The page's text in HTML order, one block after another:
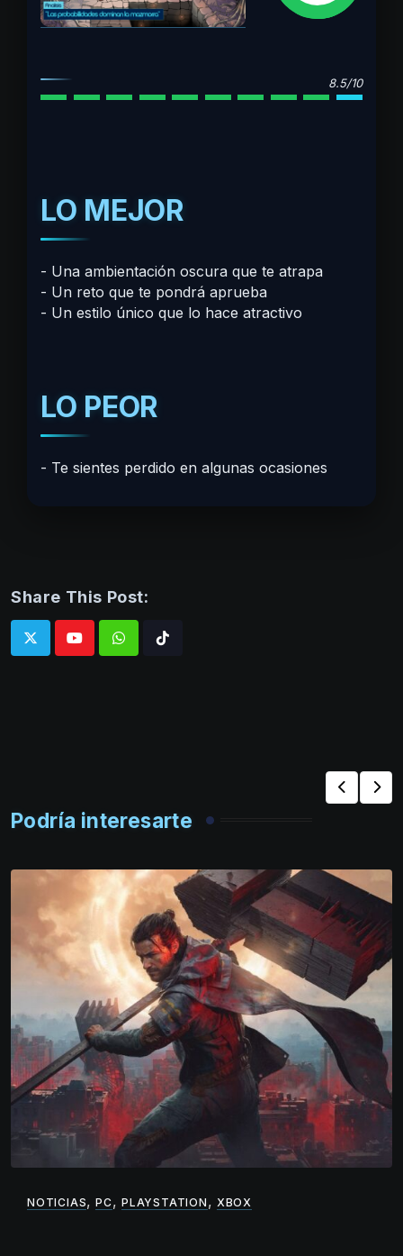
8.5/10
LO MEJOR
Una ambientación oscura que te atrapa
Un reto que te pondrá aprueba
Un estilo único que lo hace atractivo
LO PEOR
Te sientes perdido en algunas ocasiones
Share This Post:
WhatsappTiktok
Podría interesarte
NOTICIAS,PC,PLAYSTATION , XBOX